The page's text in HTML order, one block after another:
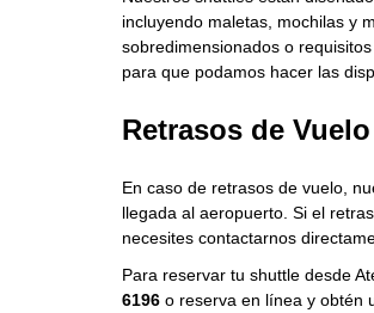
incluyendo maletas, mochilas y
sobredimensionados o
para que podamos hacer las
Retrasos de Vuelo
En caso de retrasos de vuelo,
llegada al aeropuerto. Si el
necesites contactarnos
Para reservar tu shuttle desde
6196 o reserva en línea y obtén